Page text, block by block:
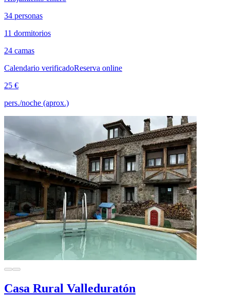
34 personas
11 dormitorios
24 camas
Calendario verificadoReserva online
25 €
pers./noche (aprox.)
Casa Rural Valleduratón